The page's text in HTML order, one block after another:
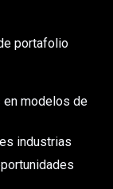
portafolio
en modelos de
industrias